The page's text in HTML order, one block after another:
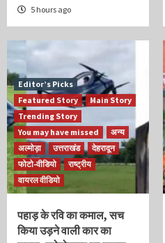
5 hours ago
Editor’s Picks
Featured Story
Main Story
Trending Story
You may have missed
अन्य
अल्मोड़ा
उत्तराखंड
देहरादून
फोटो-वीडियो
राष्ट्रीय
वायरल वीडियो
पहाड़ के रवि का कमाल, सच
किया उड़ने वाली कार का